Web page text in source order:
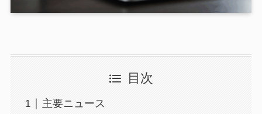
目次
主要ニュース